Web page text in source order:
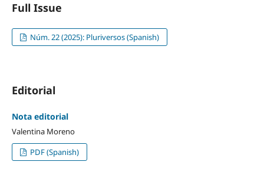
Full Issue
Núm. 22 (2025): Pluriversos (Spanish)
Editorial
Nota editorial
Valentina Moreno
PDF (Spanish)